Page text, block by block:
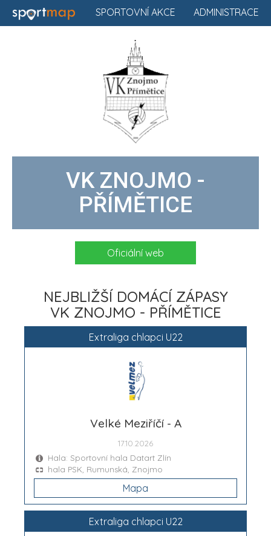
ADMINISTRACE
SPORTOVNÍ AKCE
VK ZNOJMO -
PŘÍMĚTICE
Oficiální web
NEJBLIŽŠÍ DOMÁCÍ ZÁPASY
VK ZNOJMO - PŘÍMĚTICE
Extraliga chlapci U22
Velké Meziříčí - A
17.10.2026
Hala: Sportovní hala Datart Zlín
hala PSK, Rumunská, Znojmo
Mapa
Extraliga chlapci U22